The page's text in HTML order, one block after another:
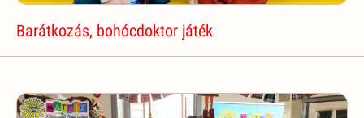
Barátkozás, bohócdoktor játék